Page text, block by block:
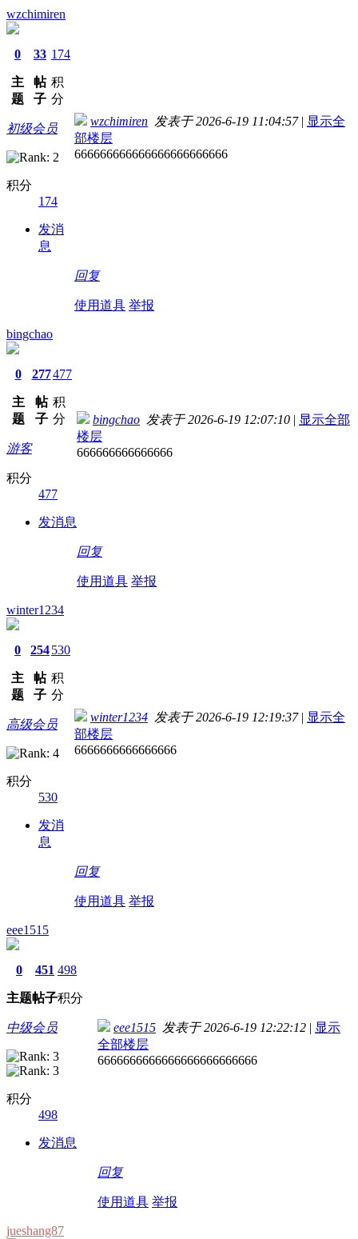
wzchimiren
0
主
题
33
帖
子
174
积
分
初级会员
积分
174
发消
息
wzchimiren 发表于 2026-6-19 11:04:57 | 显示全
部楼层
666666666666666666666666
回复
使用道具 举报
bingchao
0
主
题
277
帖
子
477
积
分
游客
积分
477
发消息
bingchao 发表于 2026-6-19 12:07:10 | 显示全部
楼层
666666666666666
回复
使用道具 举报
winter1234
0
主
题
254
帖
子
530
积
分
高级会员
积分
530
发消
息
winter1234 发表于 2026-6-19 12:19:37 | 显示全
部楼层
6666666666666666
回复
使用道具 举报
eee1515
0
主题
451
帖子
498
积分
中级会员
积分
498
发消息
eee1515 发表于 2026-6-19 12:22:12 | 显示
全部楼层
6666666666666666666666666
回复
使用道具 举报
jueshang87